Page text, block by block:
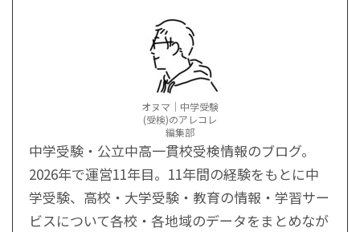
オヌマ｜中学受験
(受検)のアレコレ
編集部
中学受験・公立中高一貫校受検情報のブログ。
2026年で運営11年目。11年間の経験をもとに中
学受験、高校・大学受験・教育の情報・学習サー
ビスについて各校・各地域のデータをまとめなが